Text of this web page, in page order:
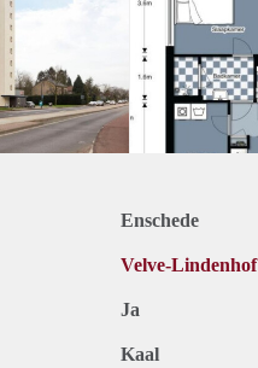
Enschede
Velve-Lindenhof
Ja
Kaal